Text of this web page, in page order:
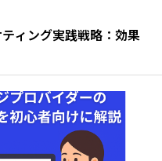
ィング実践戦略：効果